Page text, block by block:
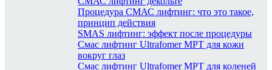
Процедура СМАС лифтинг: что это такое,
принцип действия
SMAS лифтинг: эффект после процедуры
Смас лифтинг Ultrafomer MPT для кожи
вокруг глаз
Смас лифтинг Ultrafomer MPT для коленей